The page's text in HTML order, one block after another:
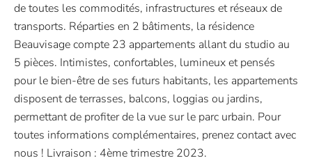
de toutes les commodités, infrastructures et réseaux de
transports. Réparties en 2 bâtiments, la résidence
Beauvisage compte 23 appartements allant du studio au
5 pièces. Intimistes, confortables, lumineux et pensés
pour le bien-être de ses futurs habitants, les appartements
disposent de terrasses, balcons, loggias ou jardins,
permettant de profiter de la vue sur le parc urbain. Pour
toutes informations complémentaires, prenez contact avec
nous ! Livraison : 4ème trimestre 2023.